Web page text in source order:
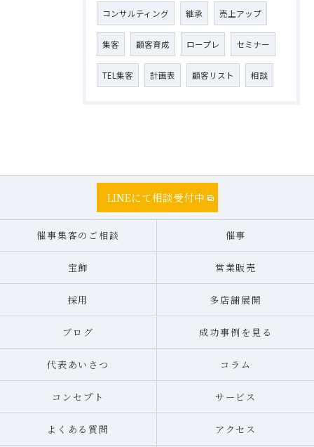
コンサルティング 継承 売上アップ
集客 顧客育成 ロープレ セミナー
TEL集客 計画表 顧客リスト 相談
LINEにて相談受付中
催事集客のご相談 催事
宝飾 営業販売
採用 多店舗展開
ブログ 成功事例を見る
代表あいさつ コラム
コンセプト サービス
よくある質問 アクセス